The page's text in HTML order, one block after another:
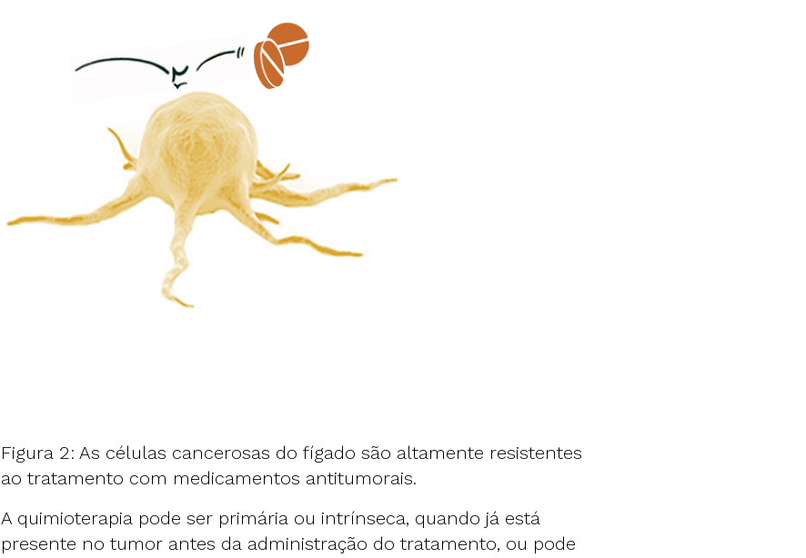
Figura 2: As células cancerosas do fígado são altamente resistentes
ao tratamento com medicamentos antitumorais.
A quimioterapia pode ser primária ou intrínseca, quando já está
presente no tumor antes da administração do tratamento, ou pode